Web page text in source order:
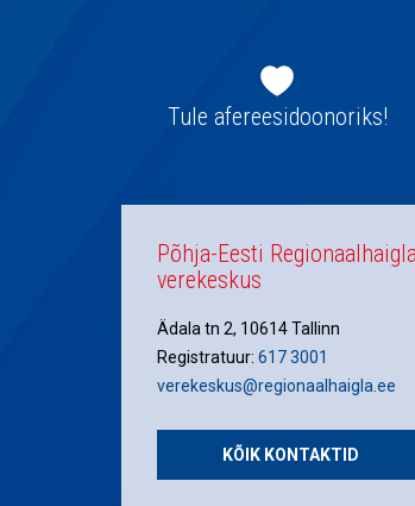
navigatsioonTule afereesidoonoriks!
Põhja-Eesti
verekeskus
Ädala tn 2, 10614 Tallinn
Registratuur: 617 3001
verekeskus@regionaalhaigla.ee
KÕIK KONTAKTID